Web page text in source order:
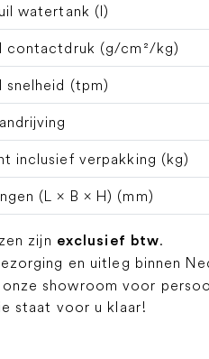
watertank (l)
contactdruk (g/cm²/kg)
snelheid (tpm)
inclusief verpakking (kg)
(L × B × H) (mm)
zijn exclusief btw.
en uitleg binnen
showroom voor
staat voor u klaar!